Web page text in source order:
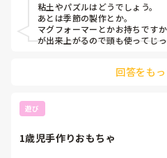
粘土やパズルはどうでしょう。
あとは季節の製作とか。
マグフォーマーとかお持ちです
が出来上がるので頭も使ってじ
回答をも
遊び
1歳児手作りおもちゃ